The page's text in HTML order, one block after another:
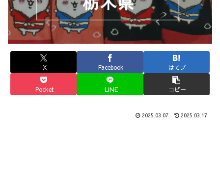
X Facebook はてブ
Pocket LINE コピー
2025.03.07 2025.03.17